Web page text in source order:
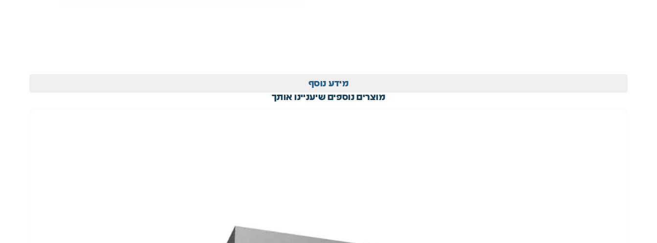
מידע נוסף
מוצרים נוספים שיעניינו אותך